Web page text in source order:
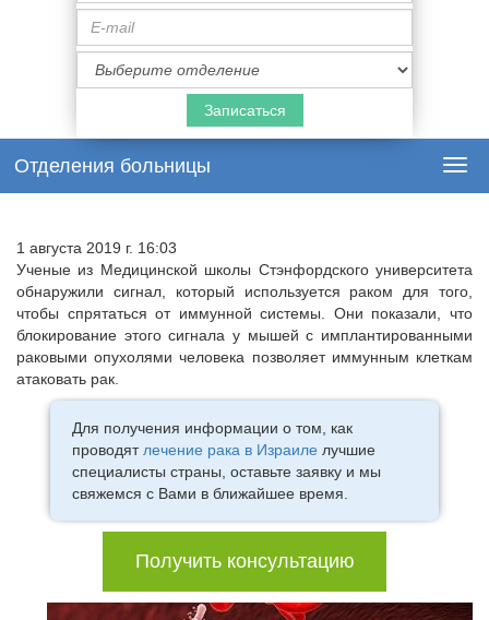
Специализация
Отделения больницы
1 августа 2019 г. 16:03
Ученые из Медицинской школы Стэнфордского университета
обнаружили сигнал, который используется раком для того,
чтобы спрятаться от иммунной системы. Они показали, что
блокирование этого сигнала у мышей с имплантированными
раковыми опухолями человека позволяет иммунным клеткам
атаковать рак.
Для получения информации о том, как
проводят лечение рака в Израиле лучшие
специалисты страны, оставьте заявку и мы
свяжемся с Вами в ближайшее время.
Получить консультацию